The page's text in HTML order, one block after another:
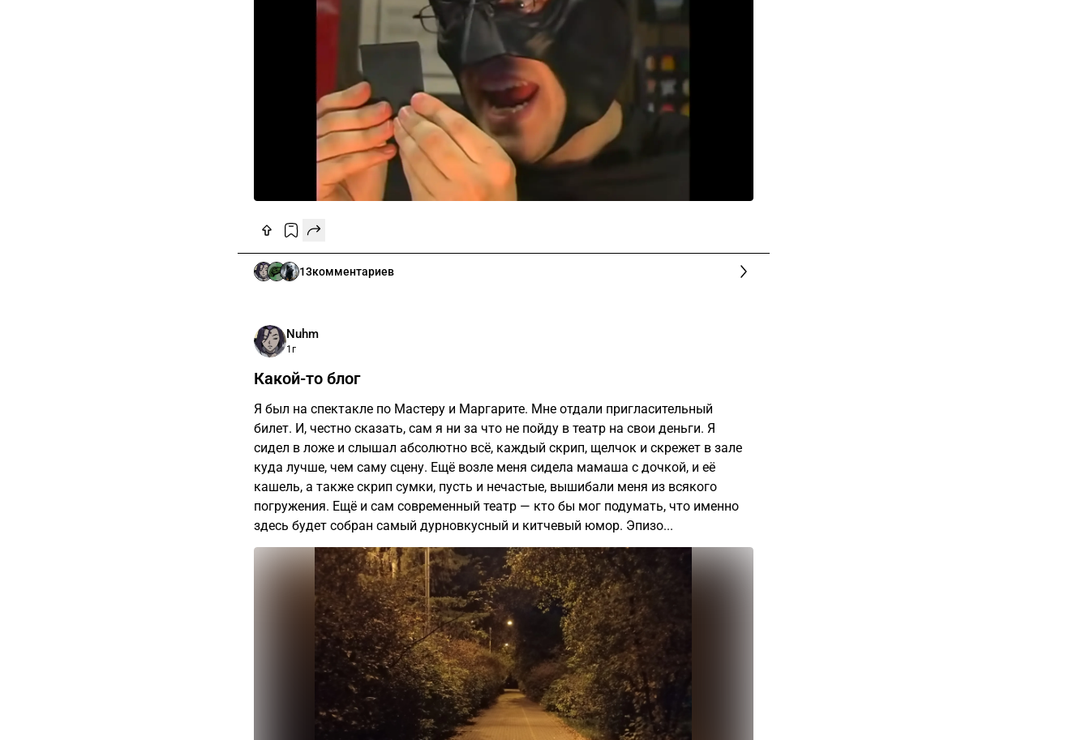
13комментариев
Nuhm
1г
Какой-то блог
Я был на спектакле по Мастеру и Маргарите. Мне отдали пригласительный
билет. И, честно сказать, сам я ни за что не пойду в театр на свои деньги. Я
сидел в ложе и слышал абсолютно всё, каждый скрип, щелчок и скрежет в зале
куда лучше, чем саму сцену. Ещё возле меня сидела мамаша с дочкой, и её
кашель, а также скрип сумки, пусть и нечастые, вышибали меня из всякого
погружения. Ещё и сам современный театр — кто бы мог подумать, что именно
здесь будет собран самый дурновкусный и китчевый юмор. Эпизо...